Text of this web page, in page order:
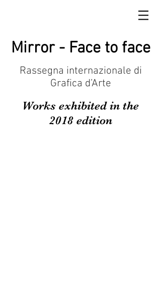
Mirror - Face to face
Rassegna internazionale di
Grafica d’Arte
Works exhibited in the
2018 edition